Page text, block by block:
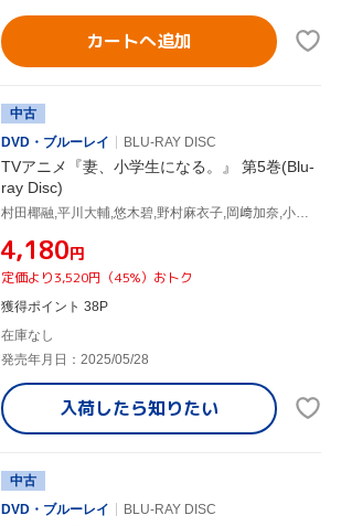
カートへ追加
中古
DVD・ブルーレイ
BLU-RAY DISC
TVアニメ『妻、小学生になる。』 第5巻(Blu-
ray Disc)
村田椰融,平川大輔,悠木碧,野村麻衣子,岡﨑加奈,小島幸子,関川成人,山崎寛子
¥4,180円
定価より3,520円（45%）おトク
獲得ポイント 38P
在庫なし
発売年月日：2025/05/28
入荷したら知りたい
中古
DVD・ブルーレイ
BLU-RAY DISC